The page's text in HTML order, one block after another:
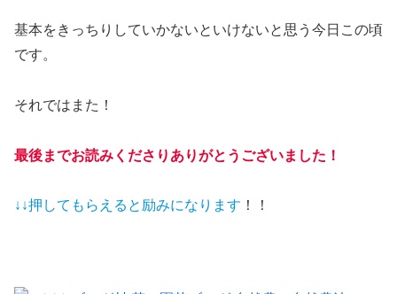
基本をきっちりしていかないといけないと思う今日この頃
です。
それではまた！
最後までお読みくださりありがとうございました！
↓↓押してもらえると 励みになります ！！